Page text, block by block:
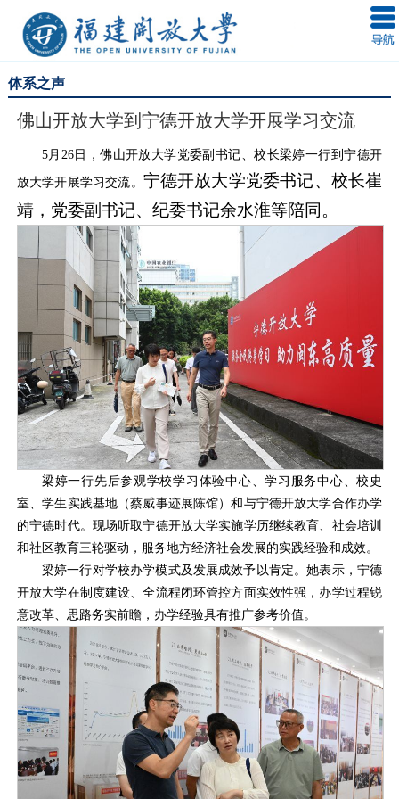
体系之声
佛山开放大学到宁德开放大学开展学习交流
5月26日，佛山开放大学党委副书记、校长梁婷一行到宁德开
放大学开展学习交流。 宁德开放大学党委书记、校长崔
靖，党委副书记、纪委书记余水淮等陪同。
梁婷一行先后参观学校学习体验中心、学习服务中心、校史
室、学生实践基地（蔡威事迹展陈馆）和与宁德开放大学合作办学
的宁德时代。现场听取宁德开放大学实施学历继续教育、社会培训
和社区教育三轮驱动，服务地方经济社会发展的实践经验和成效。
梁婷一行对学校办学模式及发展成效予以肯定。她表示，宁德
开放大学在制度建设、全流程闭环管控方面实效性强，办学过程锐
意改革、思路务实前瞻，办学经验具有推广参考价值。